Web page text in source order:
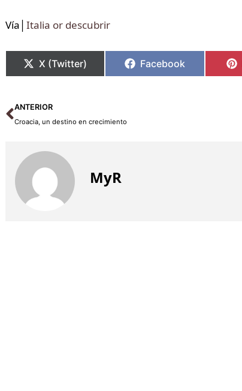
Vía│ Italia or descubrir
X (Twitter) Facebook
Ant
ANTERIOR
Croacia, un destino en crecimiento
MyR